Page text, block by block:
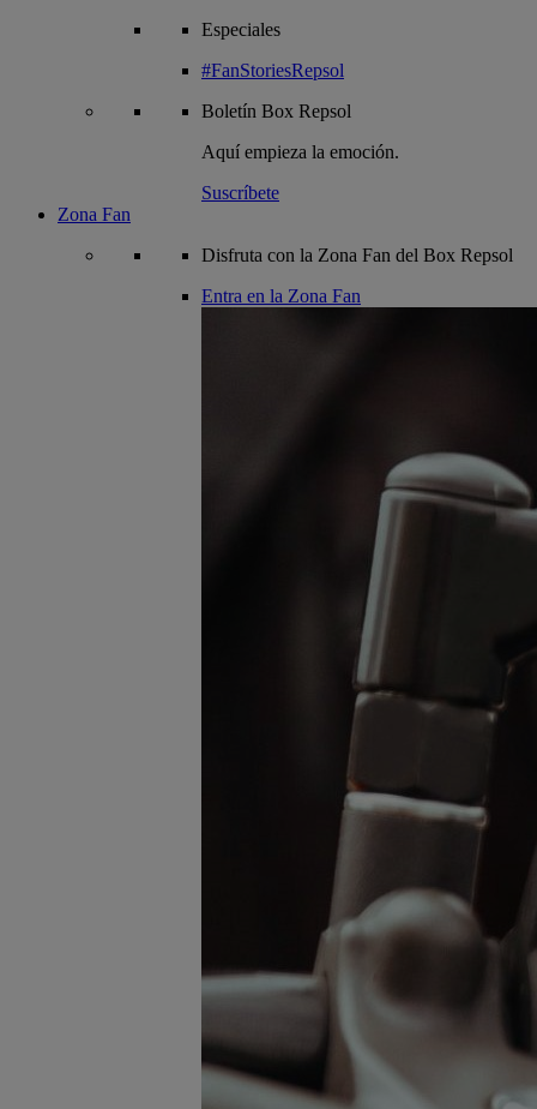
Especiales
#FanStoriesRepsol
Boletín Box Repsol
Aquí empieza la emoción.
Suscríbete
Zona Fan
Disfruta con la Zona Fan del Box Repsol
Entra en la Zona Fan